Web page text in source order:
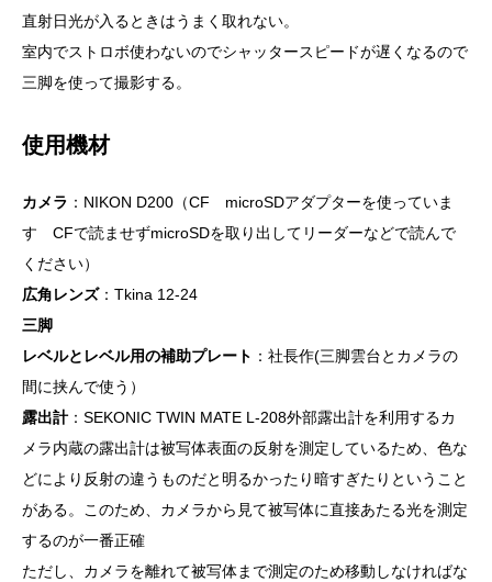
直射日光が入るときはうまく取れない。
室内でストロボ使わないのでシャッタースピードが遅くなるので
三脚を使って撮影する。
使用機材
カメラ ：NIKON D200（CF microSDアダプターを使っていま
す CFで読ませずmicroSDを取り出してリーダーなどで読んで
ください）
広角レンズ：Tkina 12-24
三脚
レベルとレベル用の補助プレート ：社長作(三脚雲台とカメラの
間に挟んで使う）
露出計：SEKONIC TWIN MATE L-208外部露出計を利用するカ
メラ内蔵の露出計は被写体表面の反射を測定しているため、色な
どにより反射の違うものだと明るかったり暗すぎたりということ
がある。このため、カメラから見て被写体に直接あたる光を測定
するのが一番正確
ただし、カメラを離れて被写体まで測定のため移動しなければな